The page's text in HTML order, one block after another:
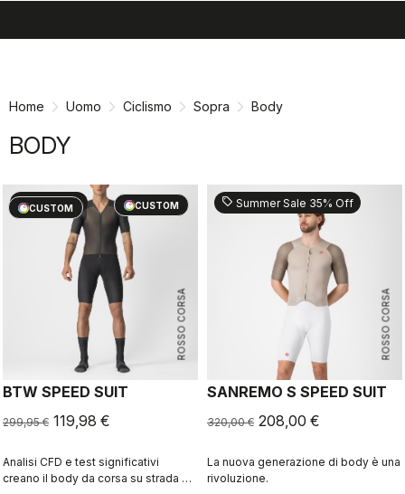
Home Uomo Ciclismo Sopra Body
BODY
ROSSO CORSA
CUSTOM
sell60% OFF
CUSTOM
BTW SPEED SUIT
299,95 € 119,98 €
Analisi CFD e test significativi
creano il body da corsa su strada più
ROSSO CORSA
sell Summer Sale 35% Off
SANREMO S SPEED SUIT
320,00 € 208,00 €
La nuova generazione di body è una
rivoluzione.